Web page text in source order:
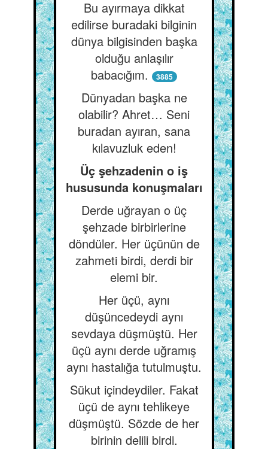
Bu ayırmaya dikkat
edilirse buradaki bilginin
dünya bilgisinden başka
olduğu anlaşılır
babacığım.
3885
Dünyadan başka ne
olabilir? Ahret… Seni
buradan ayıran, sana
kılavuzluk eden!
Üç şehzadenin o iş
hususunda konuşmaları
Derde uğrayan o üç
şehzade birbirlerine
döndüler. Her üçünün de
zahmeti birdi, derdi bir
elemi bir.
Her üçü, aynı
düşüncedeydi aynı
sevdaya düşmüştü. Her
üçü aynı derde uğramış
aynı hastalığa tutulmuştu.
Sükut içindeydiler. Fakat
üçü de aynı tehlikeye
düşmüştü. Sözde de her
birinin delili birdi.